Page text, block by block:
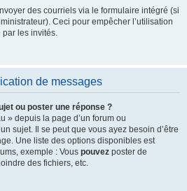
des courriels via le formulaire intégré (si
Ceci pour empêcher l’utilisation
les invités.
de messages
ou poster une réponse ?
» depuis la page d’un forum ou
sujet. Il se peut que vous ayez besoin d’être
Une liste des options disponibles est
exemple : Vous pouvez poster de
des fichiers, etc.